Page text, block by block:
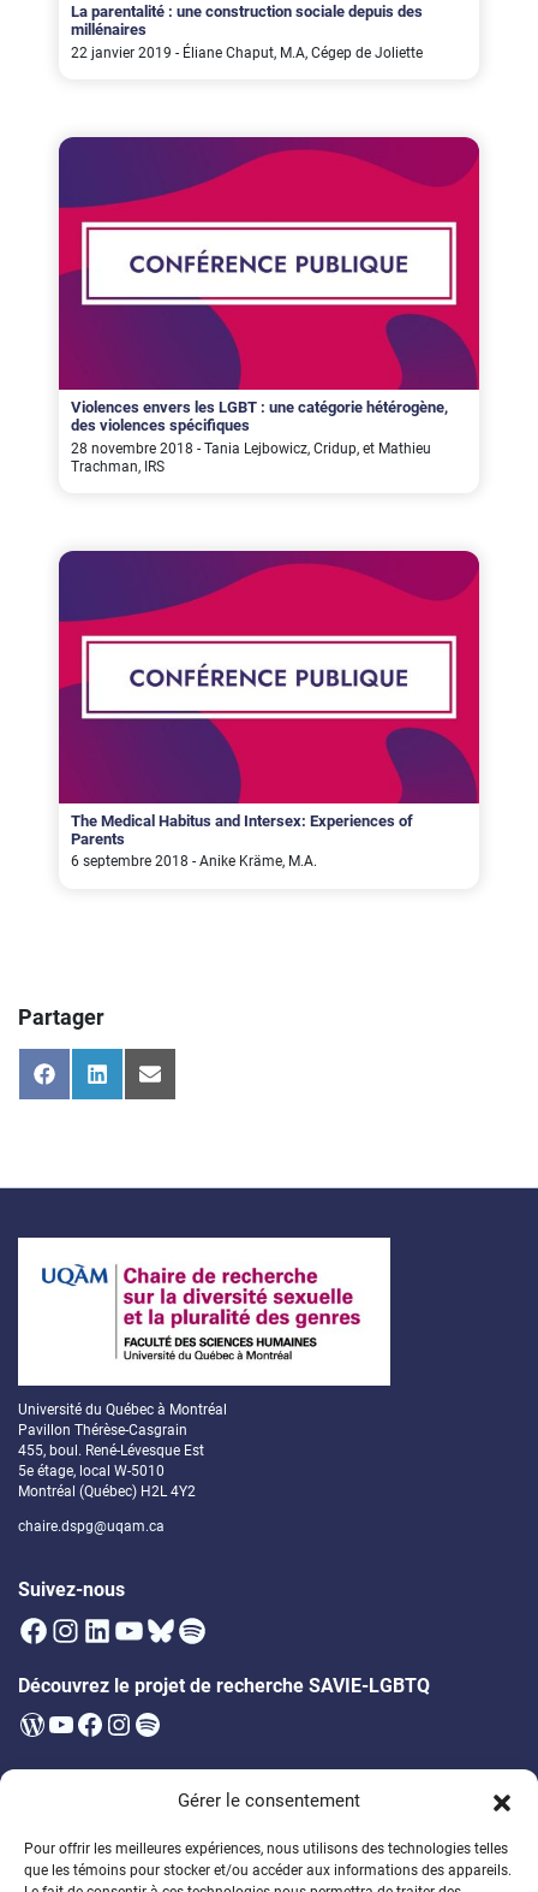
Gérer le consentement
Pour offrir les meilleures expériences, nous utilisons des technologies telles
que les témoins pour stocker et/ou accéder aux informations des appareils.
La parentalité : une construction sociale depuis des
millénaires
22 janvier 2019 - Éliane Chaput, M.A, Cégep de Joliette
Violences envers les LGBT : une catégorie hétérogène,
des violences spécifiques
28 novembre 2018 - Tania Lejbowicz, Cridup, et Mathieu
Trachman, IRS
The Medical Habitus and Intersex: Experiences of
Parents
6 septembre 2018 - Anike Kräme, M.A.
Partager
Share
on
Share
on
Share
on
Université du Québec à Montréal
Pavillon Thérèse-Casgrain
455, boul. René-Lévesque Est
5e étage, local W-5010
Montréal (Québec) H2L 4Y2
chaire.dspg@uqam.ca
Suivez-nous
Facebook
Instagram
LinkedIn
YouTube
Bluesky
Spotify
Découvrez le projet de recherche SAVIE-LGBTQ
WordPress
YouTube
Facebook
Instagram
Spotify
Soutenez la formation des étudiant·es